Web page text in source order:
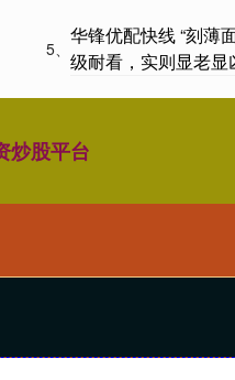
5、
华锋优配快线 “刻薄
级耐看，实则显老显
炒股平台